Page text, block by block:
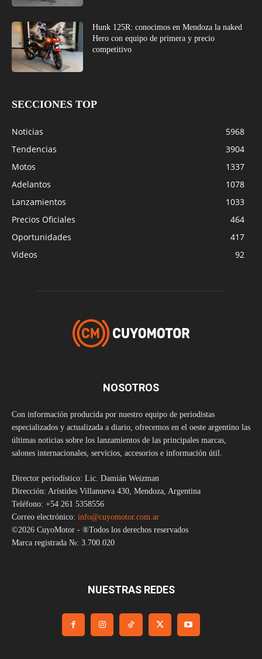
Hunk 125R: conocimos en Mendoza la naked
Hero con equipo de primera y precio
competitivo
SECCIONES TOP
Noticias
5968
Tendencias
3904
Motos
1337
Adelantos
1078
Lanzamientos
1033
Precios Oficiales
464
Oportunidades
417
Videos
92
NOSOTROS
Con información producida por nuestro equipo de periodistas
especializados y actualizada a diario, ofrecemos en el oeste argentino las
últimas noticias sobre los lanzamientos de las principales marcas,
salones internacionales, servicios, accesorios e información útil.
Director periodístico: Lic. Damián Weizman
Dirección: Arístides Villanueva 430, Mendoza, Argentina
Teléfono: +54 261 5358556
Correo electrónico: info@cuyomotor.com.ar
©2026 CuyoMotor - ®Todos los derechos reservados
Marca registrada №: 3.700.020
NUESTRAS REDES